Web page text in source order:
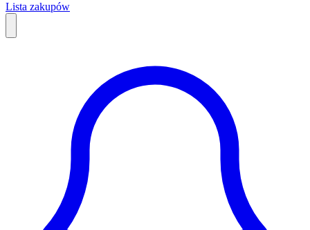
Lista zakupów